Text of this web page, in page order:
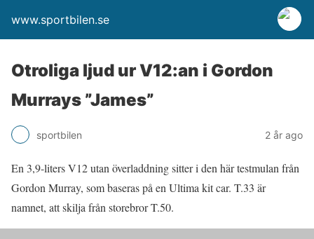
www.sportbilen.se
Otroliga ljud ur V12:an i Gordon
Murrays ”James”
sportbilen 2 år ago
En 3,9-liters V12 utan överladdning sitter i den här testmulan från
Gordon Murray, som baseras på en Ultima kit car. T.33 är
namnet, att skilja från storebror T.50.